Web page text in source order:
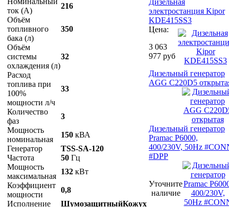
ток (А)
216
Объём
топливного
бака (л)
350
Объём
системы
охлаждения (л)
32
Расход
топлива при
100%
мощности л/ч
33
Количество
фаз
3
Мощность
номинальная
150 кВА
Генератор
TSS-SA-120
Частота
50 Гц
Мощность
максимальная
132 кВт
Коэффициент
мощности
0,8
Исполнение
ШумозащитныйКожух
электростанция Kipor
KDE415SS3
Цена:
3 063
977 руб
Дизельный генератор
AGG C220D5
Дизельный генератор
Pramac P6000,
400/230V, 50Hz
#DPP
Уточните
наличие